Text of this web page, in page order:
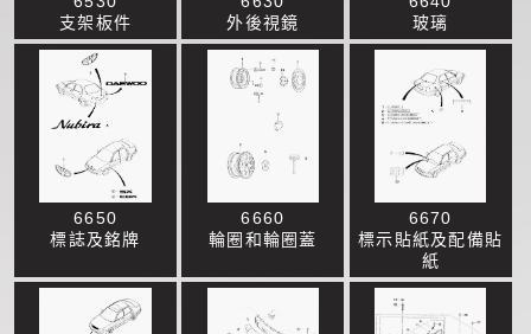
支架板件
外後視鏡
玻璃
6650
標誌及銘牌
6660
輪圈和輪圈蓋
6670
標示貼紙及配備貼
紙